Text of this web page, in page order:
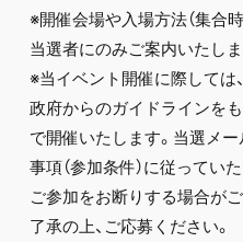
※開催会場や入場方法（集合
当選者にのみご案内いたしま
※当イベント開催に際しては
政府からのガイドラインを
で開催いたします。当選メ
事項（参加条件）に従ってい
ご参加をお断りする場合が
了承の上、ご応募ください。